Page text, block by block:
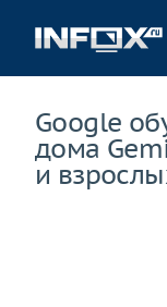
Google
дома
и